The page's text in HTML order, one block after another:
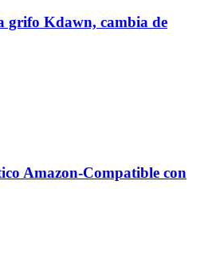
grifo Kdawn, cambia de
Amazon-Compatible con